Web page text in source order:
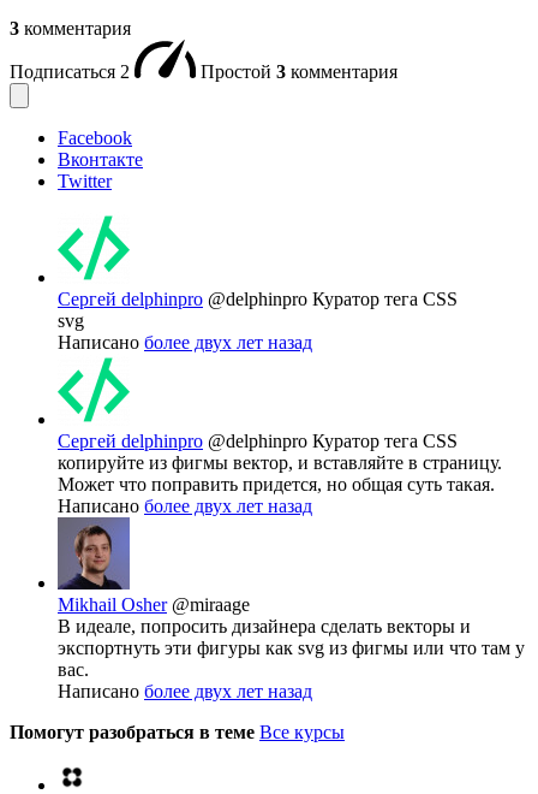
3 комментария
Подписаться 2 Простой 3 комментария
Facebook
Вконтакте
Twitter
Сергей delphinpro @delphinpro Куратор тега CSS
svg
Написано более двух лет назад
Сергей delphinpro @delphinpro Куратор тега CSS
копируйте из фигмы вектор, и вставляйте в страницу.
Может что поправить придется, но общая суть такая.
Написано более двух лет назад
Mikhail Osher @miraage
В идеале, попросить дизайнера сделать векторы и
экспортнуть эти фигуры как svg из фигмы или что там у
вас.
Написано более двух лет назад
Помогут разобраться в теме Все курсы